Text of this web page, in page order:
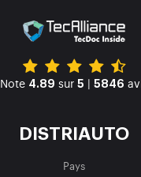
Note 4.89 sur 5 | 5846
DISTRIAUTO
Pays